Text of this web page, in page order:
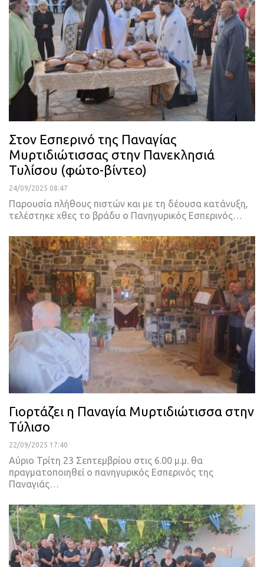
Στον Εσπερινό της Παναγίας
Μυρτιδιώτισσας στην Πανεκλησιά
Τυλίσου (φώτο-βίντεο)
24/09/2025 08:47
Παρουσία πλήθους πιστών και με τη δέουσα κατάνυξη,
τελέστηκε χθες το βράδυ ο Πανηγυρικός Εσπερινός…
Γιορτάζει η Παναγία Μυρτιδιώτισσα στην
Τύλισο
22/09/2025 17:40
Αύριο Τρίτη 23 Σεπτεμβρίου στις 6.00 μ.μ. θα
πραγματοποιηθεί ο πανηγυρικός Εσπερινός της
Παναγιάς…